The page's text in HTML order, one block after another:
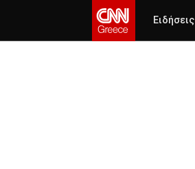
Ειδήσεις